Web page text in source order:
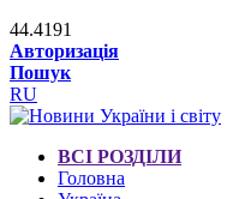
44.4191
Авторизація
Пошук
RU
ВСІ РОЗДІЛИ
Головна